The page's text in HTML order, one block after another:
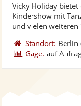
Vicky Holiday bietet
Kindershow mit
und vielen weiteren
Standort: Berlin
Gage: auf